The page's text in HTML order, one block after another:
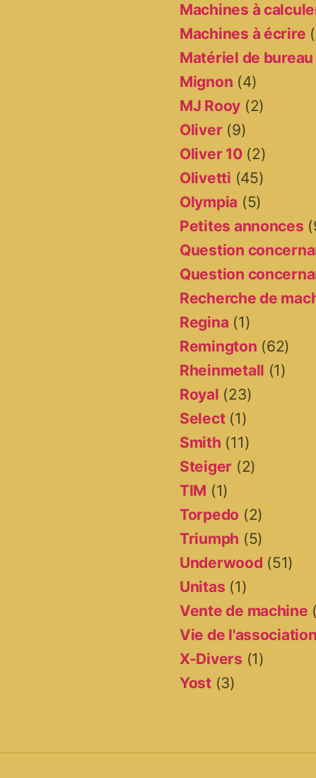
Machines à
Machines à écrire
Matériel de bureau
Mignon (4)
MJ Rooy (2)
Oliver(9)
Oliver 10(2)
Olivetti (45)
Olympia (5)
Petites annonces
Question
Question
Recherche de
Regina (1)
Remington (62)
Rheinmetall (1)
Royal (23)
Select(1)
Smith (11)
Steiger (2)
TIM (1)
Torpedo (2)
Triumph (5)
Underwood (51)
Unitas (1)
Vente de machine
Vie de l'association
X-Divers (1)
Yost(3)